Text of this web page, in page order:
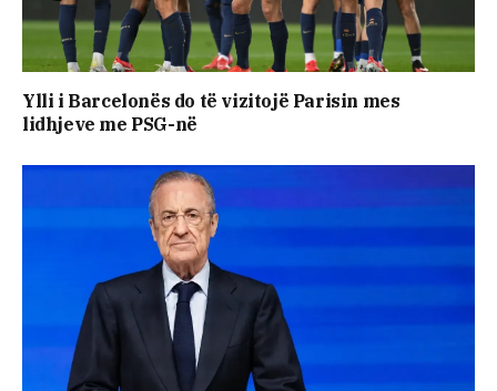
Ylli i Barcelonës do të vizitojë Parisin mes
lidhjeve me PSG-në